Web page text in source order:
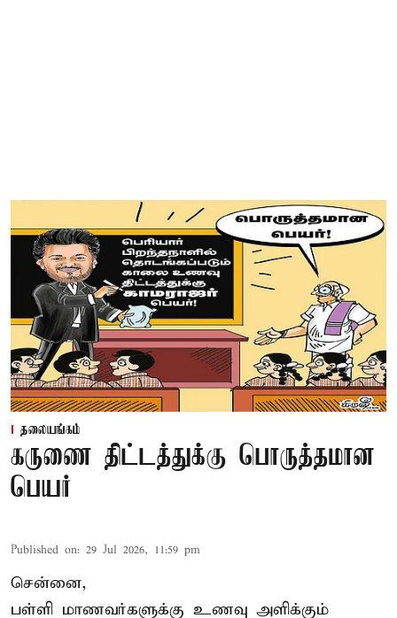
தலையங்கம்
கருணை திட்டத்துக்கு பொருத்தமான
பெயர்
Published on: 29 Jul 2026, 11:59 pm
சென்னை,
பள்ளி மாணவர்களுக்கு உணவு அளிக்கும்